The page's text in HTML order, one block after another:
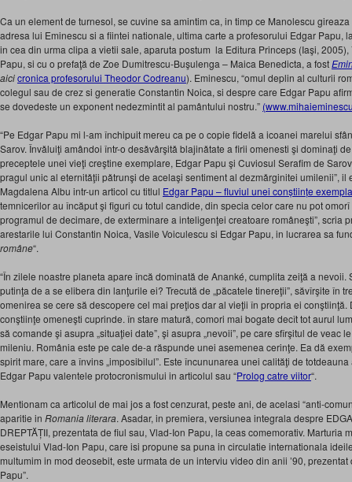
Ca un element de turnesol, se cuvine sa amintim ca, in timp ce Manolescu
adresa lui Eminescu si a fiintei nationale, ultima carte a profesorului Edgar Papu,
in cea din urma clipa a vietii sale, aparuta postum la Editura Princeps (Iaşi,
Papu, si cu o prefaţă de Zoe Dumitrescu-Buşulenga – Maica Benedicta, a fost
aicicronica profesorului Theodor Codreanu). Eminescu, “omul deplin al culturii
colegul sau de crez si generatie Constantin Noica, si despre care Edgar Papu
se dovedeste un exponent nedezmintit al pamântului nostru.”
“Pe Edgar Papu mi l-am închipuit mereu ca pe o copie fidelǎ a icoanei marelui
Sarov. Învǎluiţi amândoi într-o desǎvârşitǎ blajinǎtate a firii omenesti şi dominaţi
preceptele unei vieţi creştine exemplare, Edgar Papu şi Cuviosul Serafim de
pragul unic al eternitǎţii pǎtrunşi de acelaşi sentiment al dezmǎrginitei umilenii”, il
Magdalena Albu intr-un articol cu titlul Edgar Papu – fluviul unei conștiințe
temnicerilor au încăput şi figuri cu totul can­dide, din specia celor care nu pot
programul de decimare, de exterminare a inteligenţei creatoare româneşti”, scria
arestarile lui Constantin Noica, Vasile Voiculescu si Edgar Papu, in lucrarea sa
române“.
“În zilele noastre planeta apare încă dominată de Ananké, cumplita zeiţă a nevoii.
putinţa de a se elibera din lanţurile ei? Trecută de „păcatele tinereţii”, săvîrşite în
omenirea se cere să descopere cel mai preţios dar al vieţii în propria ei
conştiinţe omeneşti cuprinde. în stare matură, comori mai bogate decît tot aurul
să comande şi asupra „situaţiei date”, şi asupra „nevoii”, pe care sfîrşitul de veac
mileniu. România este pe cale de-a răspunde unei asemenea cerinţe. Ea dă
spirit mare, care a învins „imposibilul”. Este încununarea unei calităţi de
Edgar Papu valentele protocronismului in articolul sau “Prolog catre viitor“.
Mentionam ca articolul de mai jos a fost cenzurat, peste ani, de acelasi “anti-
aparitie in Romania literara. Asadar, in premiera, versiunea integrala despre
DREPTĂȚII, prezentata de fiul sau, Vlad-Ion Papu, la ceas comemorativ. Marturia
eseistului Vlad-Ion Papu, care isi propune sa puna in circulatie internationala
multumim in mod deosebit, este urmata de un interviu video din anii ’90,
Papu”.